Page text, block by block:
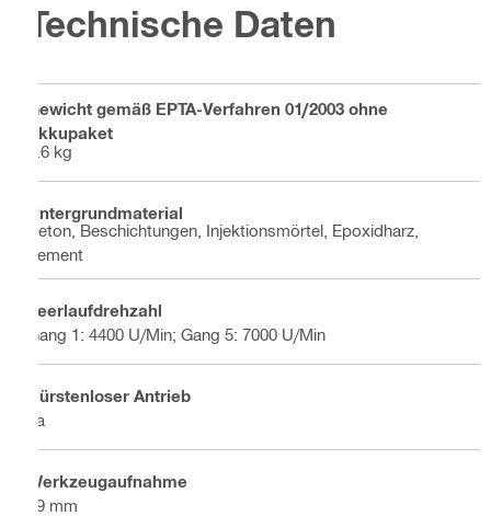
Technische Daten
Gewicht gemäß EPTA-Verfahren 01/2003 ohne
Akkupaket
5.6 kg
Untergrundmaterial
Beton, Beschichtungen, Injektionsmörtel, Epoxidharz,
Zement
Leerlaufdrehzahl
Gang 1: 4400 U/Min; Gang 5: 7000 U/Min
Bürstenloser Antrieb
Ja
Werkzeugaufnahme
19 mm